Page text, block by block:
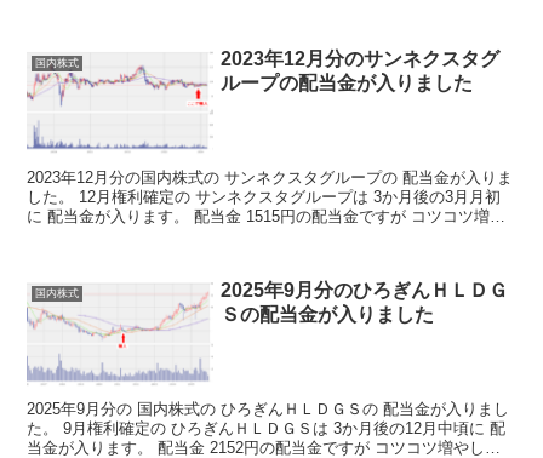
国内株式
2023年12月分のサンネクスタグ
ループの配当金が入りました
2023年12月分の国内株式の サンネクスタグループの 配当金が入りま
した。 12月権利確定の サンネクスタグループは 3か月後の3月月初
に 配当金が入ります。 配当金 1515円の配当金ですが コツコツ増や
国内株式
2025年9月分のひろぎんＨＬＤＧ
Ｓの配当金が入りました
2025年9月分の 国内株式の ひろぎんＨＬＤＧＳの 配当金が入りまし
た。 9月権利確定の ひろぎんＨＬＤＧＳは 3か月後の12月中頃に 配
当金が入ります。 配当金 2152円の配当金ですが コツコツ増やして